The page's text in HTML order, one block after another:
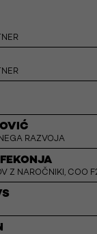
RAZVOJA
Z NAROČNIKI, COO